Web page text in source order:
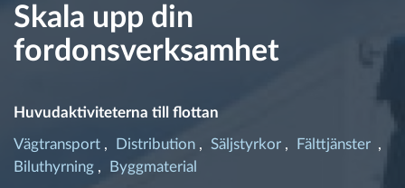
Körtidsövervakning
järrstyrd nedladdning från färdskrivare
Skala upp din
fordonsverksamhet
Huvudaktiviteterna till flottan
Vägtransport Distribution Säljstyrkor
Fälttjänster
Biluthyrning
Byggmaterial